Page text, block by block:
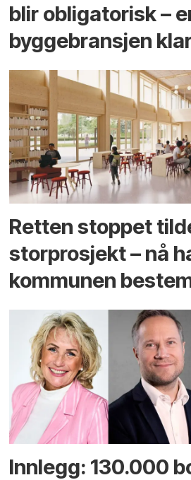
blir obligatorisk –
byggebransjen
Retten stoppet
storprosjekt – nå
kommunen
Innlegg: 130.000